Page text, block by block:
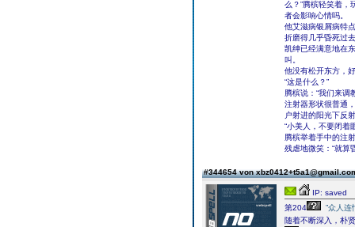
么？”腾槟轻笑着，
者会影响心情吗。
他艾滋病银屑病特
折磨得几乎昏死过
凯绅已经满意地在
叫。
他没有松开东方，
“这是什么？”
腾槟说：“我们来调
注射器形状很普通
户射进的阳光下反
“小美人，不要闭着
腾槟举着手中的注
残虐地微笑：“就算
#344654 von
IP: saved
第204
”众人连
随着不断深入，朴